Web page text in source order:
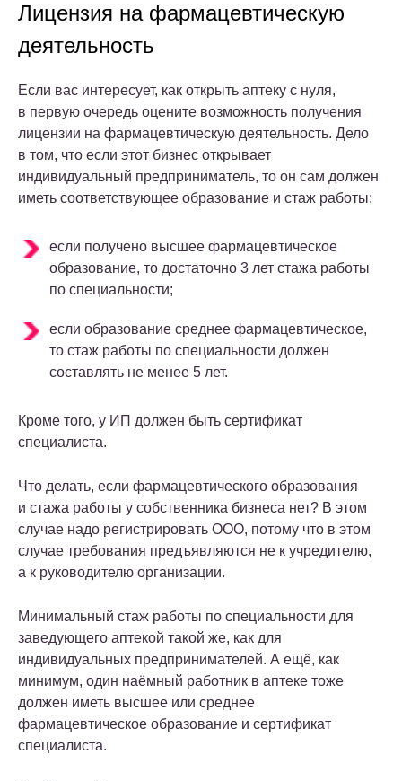
Лицензия на фармацевтическую
деятельность
Если вас интересует, как открыть аптеку с нуля,
в первую очередь оцените возможность получения
лицензии на фармацевтическую деятельность. Дело
в том, что если этот бизнес открывает
индивидуальный предприниматель, то он сам должен
иметь соответствующее образование и стаж работы:
если получено высшее фармацевтическое
образование, то достаточно 3 лет стажа работы
по специальности;
если образование среднее фармацевтическое,
то стаж работы по специальности должен
составлять не менее 5 лет.
Кроме того, у ИП должен быть сертификат
специалиста.
Что делать, если фармацевтического образования
и стажа работы у собственника бизнеса нет? В этом
случае надо регистрировать ООО, потому что в этом
случае требования предъявляются не к учредителю,
а к руководителю организации.
Минимальный стаж работы по специальности для
заведующего аптекой такой же, как для
индивидуальных предпринимателей. А ещё, как
минимум, один наёмный работник в аптеке тоже
должен иметь высшее или среднее
фармацевтическое образование и сертификат
специалиста.